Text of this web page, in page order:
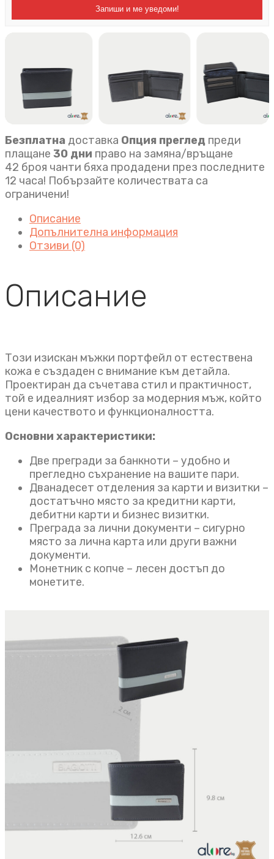
Запиши и ме уведоми!
Безплатна доставка Опция преглед преди
плащане 30 дни право на замяна/връщане
42 броя чанти бяха продадени през последните
12 часа! Побързайте количествата са
ограничени!
Описание
Допълнителна информация
Отзиви (0)
Описание
Този изискан мъжки портфейл от естествена
кожа е създаден с внимание към детайла.
Проектиран да съчетава стил и практичност,
той е идеалният избор за модерния мъж, който
цени качеството и функционалността.
Основни характеристики:
Две прегради за банкноти – удобно и
прегледно съхранение на вашите пари.
Дванадесет отделения за карти и визитки –
достатъчно място за кредитни карти,
дебитни карти и бизнес визитки.
Преграда за лични документи – сигурно
място за лична карта или други важни
документи.
Монетник с копче – лесен достъп до
монетите.